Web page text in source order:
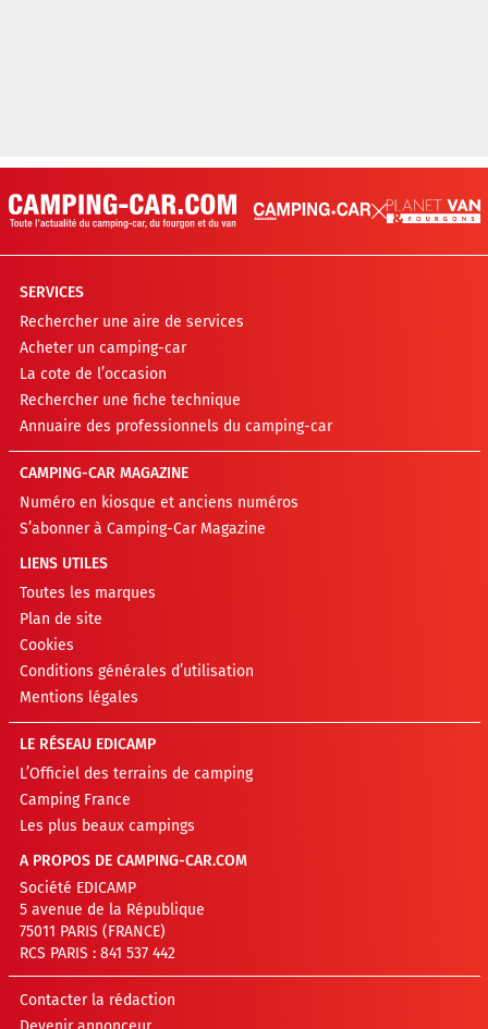
SERVICES
Rechercher une aire de services
Acheter un camping-car
La cote de l’occasion
Rechercher une fiche technique
Annuaire des professionnels du camping-car
CAMPING-CAR MAGAZINE
Numéro en kiosque et anciens numéros
S’abonner à Camping-Car Magazine
LIENS UTILES
Toutes les marques
Plan de site
Cookies
Conditions générales d’utilisation
Mentions légales
LE RÉSEAU EDICAMP
L’Officiel des terrains de camping
Camping France
Les plus beaux campings
A PROPOS DE CAMPING-CAR.COM
Société EDICAMP
5 avenue de la République
75011 PARIS (FRANCE)
RCS PARIS : 841 537 442
Contacter la rédaction